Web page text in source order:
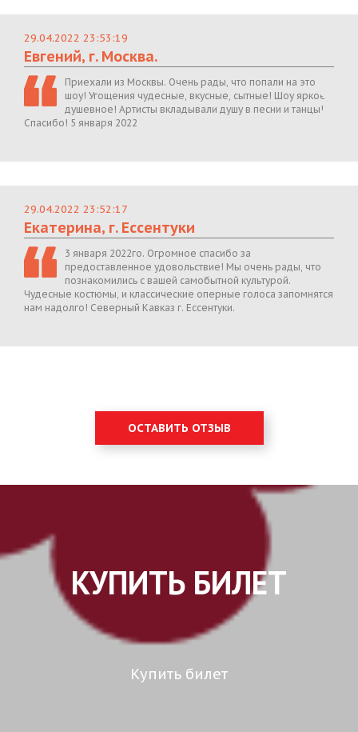
29.04.2022 23:53:19
Евгений, г. Москва.
Приехали из Москвы. Очень рады, что попали на это
шоу! Угощения чудесные, вкусные, сытные! Шоу яркое,
душевное! Артисты вкладывали душу в песни и танцы!
Спасибо! 5 января 2022
29.04.2022 23:52:17
Екатерина, г. Ессентуки
3 января 2022го. Огромное спасибо за
предоставленное удовольствие! Мы очень рады, что
познакомились с вашей самобытной культурой.
Чудесные костюмы, и классические оперные голоса запомнятся
нам надолго! Северный Кавказ г. Ессентуки.
ОСТАВИТЬ ОТЗЫВ
КУПИТЬ БИЛЕТ
Купить билет